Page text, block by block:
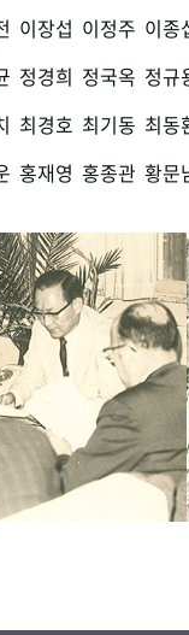
이장섭 이정주 이종
정경희 정국옥 정규
최경호 최기동 최동
홍재영 홍종관 황문